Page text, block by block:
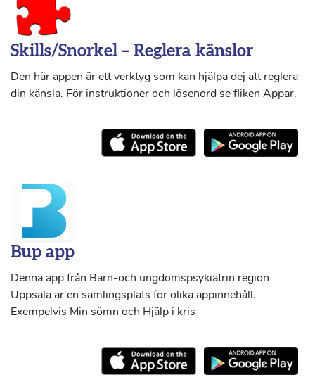
Skills/Snorkel – Reglera känslor
Den här appen är ett verktyg som kan hjälpa dej att reglera
din känsla. För instruktioner och lösenord se fliken Appar.
Bup app
Denna app från Barn-och ungdomspsykiatrin region
Uppsala är en samlingsplats för olika appinnehåll.
Exempelvis Min sömn och Hjälp i kris